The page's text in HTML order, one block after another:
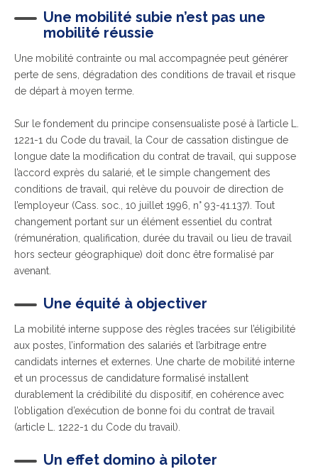
Une mobilité subie n’est pas une
mobilité réussie
Une mobilité contrainte ou mal accompagnée peut générer
perte de sens, dégradation des conditions de travail et risque
de départ à moyen terme.
Sur le fondement du principe consensualiste posé à l’article L.
1221-1 du Code du travail, la Cour de cassation distingue de
longue date la modification du contrat de travail, qui suppose
l’accord exprès du salarié, et le simple changement des
conditions de travail, qui relève du pouvoir de direction de
l’employeur (Cass. soc., 10 juillet 1996, n° 93-41.137). Tout
changement portant sur un élément essentiel du contrat
(rémunération, qualification, durée du travail ou lieu de travail
hors secteur géographique) doit donc être formalisé par
avenant.
Une équité à objectiver
La mobilité interne suppose des règles tracées sur l’éligibilité
aux postes, l’information des salariés et l’arbitrage entre
candidats internes et externes. Une charte de mobilité interne
et un processus de candidature formalisé installent
durablement la crédibilité du dispositif, en cohérence avec
l’obligation d’exécution de bonne foi du contrat de travail
(article L. 1222-1 du Code du travail).
Un effet domino à piloter